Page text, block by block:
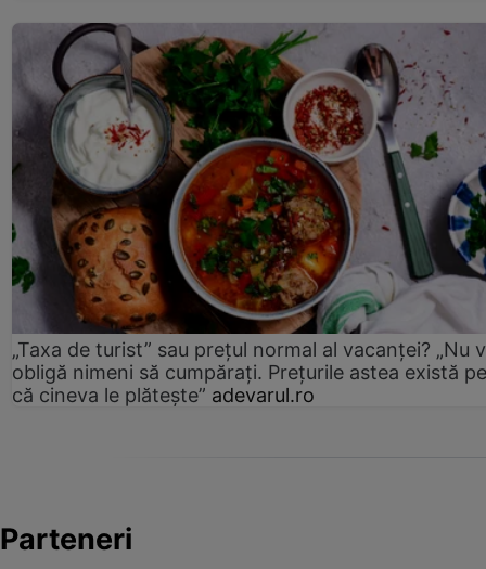
„Taxa de turist” sau prețul normal al vacanței? „Nu
obligă nimeni să cumpărați. Prețurile astea există
că cineva le plătește” adevarul.ro
Parteneri